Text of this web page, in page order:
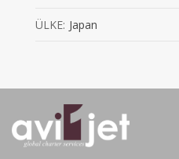
ÜLKE: Japan